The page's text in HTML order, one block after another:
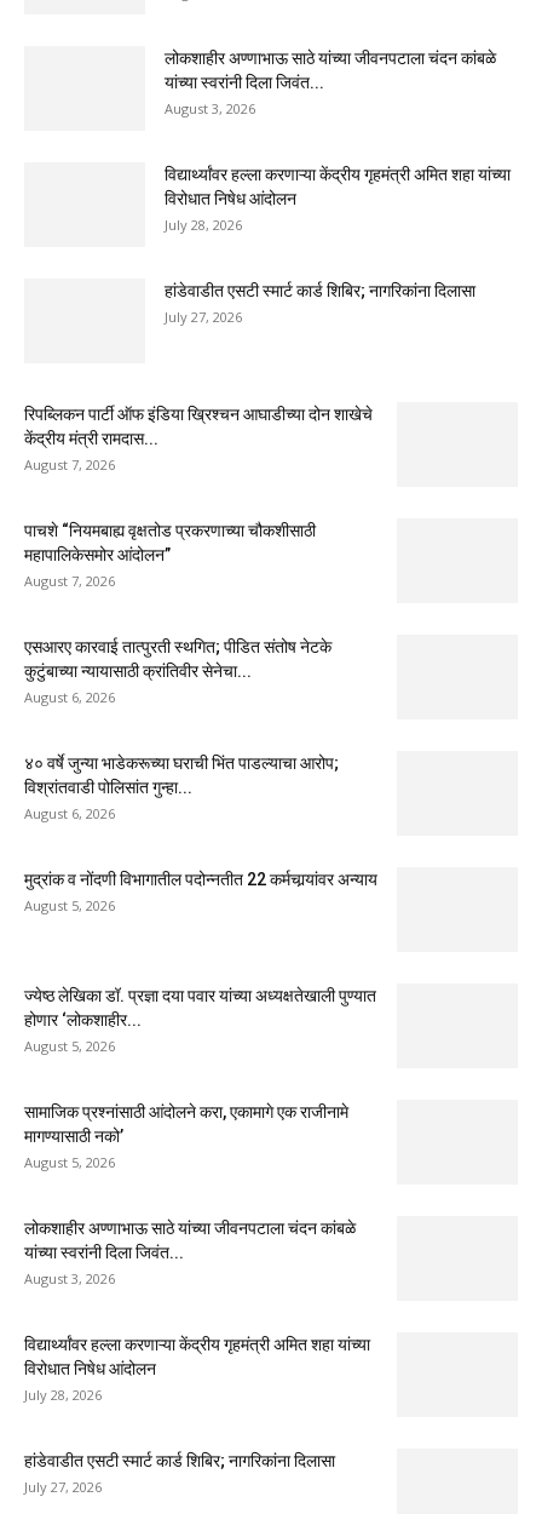
लोकशाहीर अण्णाभाऊ साठे यांच्या जीवनपटाला चंदन कांबळे
यांच्या स्वरांनी दिला जिवंत...
August 3, 2026
विद्यार्थ्यांवर हल्ला करणाऱ्या केंद्रीय गृहमंत्री अमित शहा यांच्या
विरोधात निषेध आंदोलन
July 28, 2026
हांडेवाडीत एसटी स्मार्ट कार्ड शिबिर; नागरिकांना दिलासा
July 27, 2026
रिपब्लिकन पार्टी ऑफ इंडिया ख्रिश्चन आघाडीच्या दोन शाखेचे
केंद्रीय मंत्री रामदास...
August 7, 2026
पाचशे “नियमबाह्य वृक्षतोड प्रकरणाच्या चौकशीसाठी
महापालिकेसमोर आंदोलन”
August 7, 2026
एसआरए कारवाई तात्पुरती स्थगित; पीडित संतोष नेटके
कुटुंबाच्या न्यायासाठी क्रांतिवीर सेनेचा...
August 6, 2026
४० वर्षे जुन्या भाडेकरूच्या घराची भिंत पाडल्याचा आरोप;
विश्रांतवाडी पोलिसांत गुन्हा...
August 6, 2026
मुद्रांक व नोंदणी विभागातील पदोन्नतीत 22 कर्मचार्‍यांवर अन्याय
August 5, 2026
ज्येष्ठ लेखिका डॉ. प्रज्ञा दया पवार यांच्या अध्यक्षतेखाली पुण्यात
होणार ‘लोकशाहीर...
August 5, 2026
सामाजिक प्रश्नांसाठी आंदोलने करा, एकामागे एक राजीनामे
मागण्यासाठी नको’
August 5, 2026
लोकशाहीर अण्णाभाऊ साठे यांच्या जीवनपटाला चंदन कांबळे
यांच्या स्वरांनी दिला जिवंत...
August 3, 2026
विद्यार्थ्यांवर हल्ला करणाऱ्या केंद्रीय गृहमंत्री अमित शहा यांच्या
विरोधात निषेध आंदोलन
July 28, 2026
हांडेवाडीत एसटी स्मार्ट कार्ड शिबिर; नागरिकांना दिलासा
July 27, 2026